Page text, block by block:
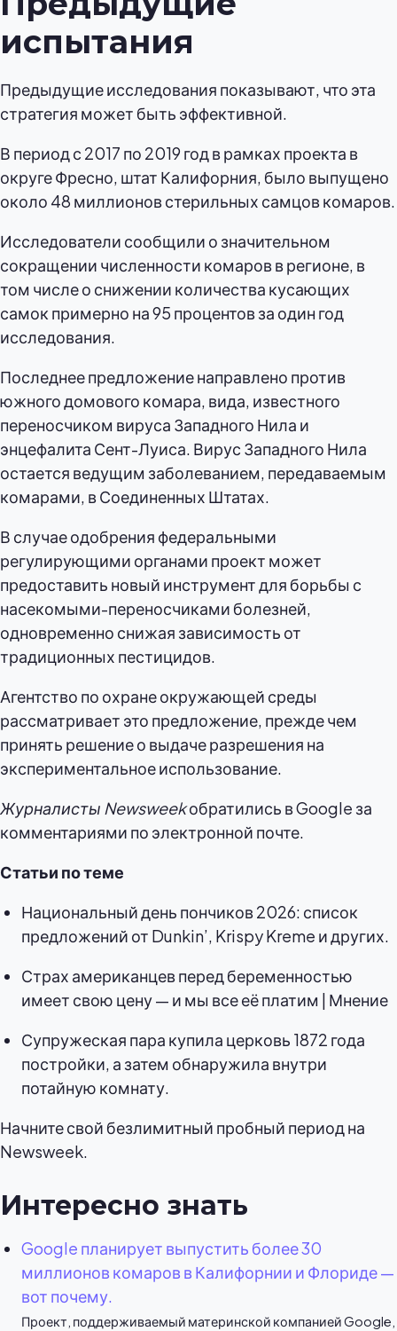
испытания
Предыдущие исследования показывают, что эта
стратегия может быть эффективной.
В период с 2017 по 2019 год в рамках проекта в
округе Фресно, штат Калифорния, было выпущено
около 48 миллионов стерильных самцов комаров.
Исследователи сообщили о значительном
сокращении численности комаров в регионе, в
том числе о снижении количества кусающих
самок примерно на 95 процентов за один год
исследования.
Последнее предложение направлено против
южного домового комара, вида, известного
переносчиком вируса Западного Нила и
энцефалита Сент-Луиса. Вирус Западного Нила
остается ведущим заболеванием, передаваемым
комарами, в Соединенных Штатах.
В случае одобрения федеральными
регулирующими органами проект может
предоставить новый инструмент для борьбы с
насекомыми-переносчиками болезней,
одновременно снижая зависимость от
традиционных пестицидов.
Агентство по охране окружающей среды
рассматривает это предложение, прежде чем
принять решение о выдаче разрешения на
экспериментальное использование.
Журналисты Newsweekобратились в Google за
комментариями по электронной почте.
Статьи по теме
Национальный день пончиков 2026: список
предложений от Dunkin’, Krispy Kreme и других.
Страх американцев перед беременностью
имеет свою цену — и мы все её платим | Мнение
Супружеская пара купила церковь 1872 года
постройки, а затем обнаружила внутри
потайную комнату.
Начните свой безлимитный пробный период на
Newsweek.
Интересно знать
Google планирует выпустить более 30
миллионов комаров в Калифорнии и Флориде —
вот почему.
Проект, поддерживаемый материнской компанией Google,